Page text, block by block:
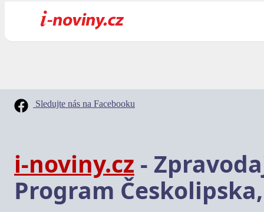
Sledujte nás na Facebooku
i-noviny.cz -
Program